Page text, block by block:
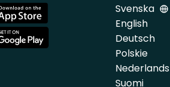
Svenska
English
Deutsch
Polskie
Nederlands
Suomi